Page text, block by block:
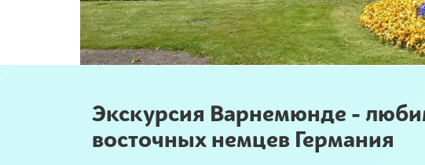
Экскурсия Варнемюнде -
восточных немцев Германия